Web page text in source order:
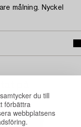
du till
förbättra
webbplatsens
målning. Nyckel